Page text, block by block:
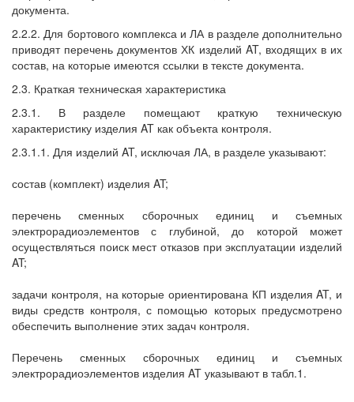
документа.
2.2.2. Для бортового комплекса и ЛА в разделе дополнительно
приводят перечень документов ХК изделий AT, входящих в их
состав, на которые имеются ссылки в тексте документа.
2.3. Краткая техническая характеристика
2.3.1. В разделе помещают краткую техническую
характеристику изделия AT как объекта контроля.
2.3.1.1. Для изделий AT, исключая ЛА, в разделе указывают:
состав (комплект) изделия AT;
перечень сменных сборочных единиц и съемных
электрорадиоэлементов с глубиной, до которой может
осуществляться поиск мест отказов при эксплуатации изделий
AT;
задачи контроля, на которые ориентирована КП изделия AT, и
виды средств контроля, с помощью которых предусмотрено
обеспечить выполнение этих задач контроля.
Перечень сменных сборочных единиц и съемных
электрорадиоэлементов изделия AT указывают в табл.1.